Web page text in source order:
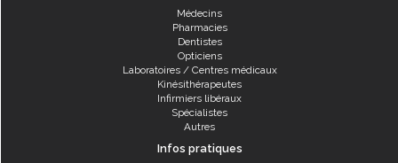
Médecins
Pharmacies
Dentistes
Opticiens
Laboratoires / Centres médicaux
Kinésithérapeutes
Infirmiers libéraux
Spécialistes
Autres
Infos pratiques